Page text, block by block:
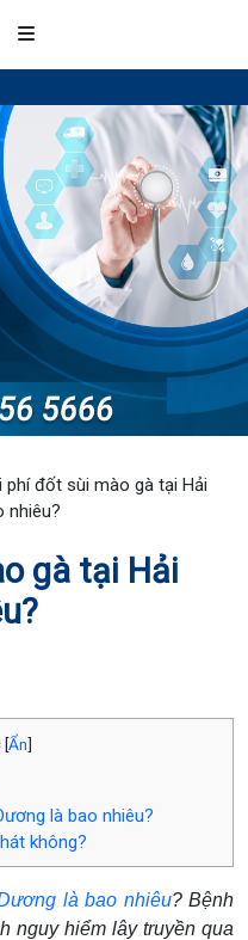
phí đốt sùi mào gà tại Hải
nhiêu?
gà tại Hải
[Ẩn]
là bao nhiêu?
không?
là bao nhiêu? Bệnh
nguy hiểm lây truyền qua